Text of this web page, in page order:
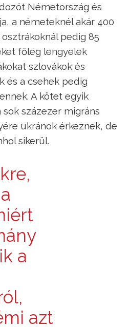
Németország és
a németeknél akár 400
pedig 85
főleg lengyelek
szlovákok és
és a csehek pedig
A kötet egyik
százezer migráns
ukránok érkeznek, de
sikerül.
a
azt